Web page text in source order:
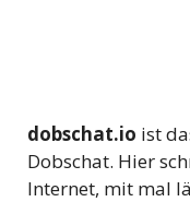
dobschat.io ist
Dobschat. Hier
Internet, mit mal